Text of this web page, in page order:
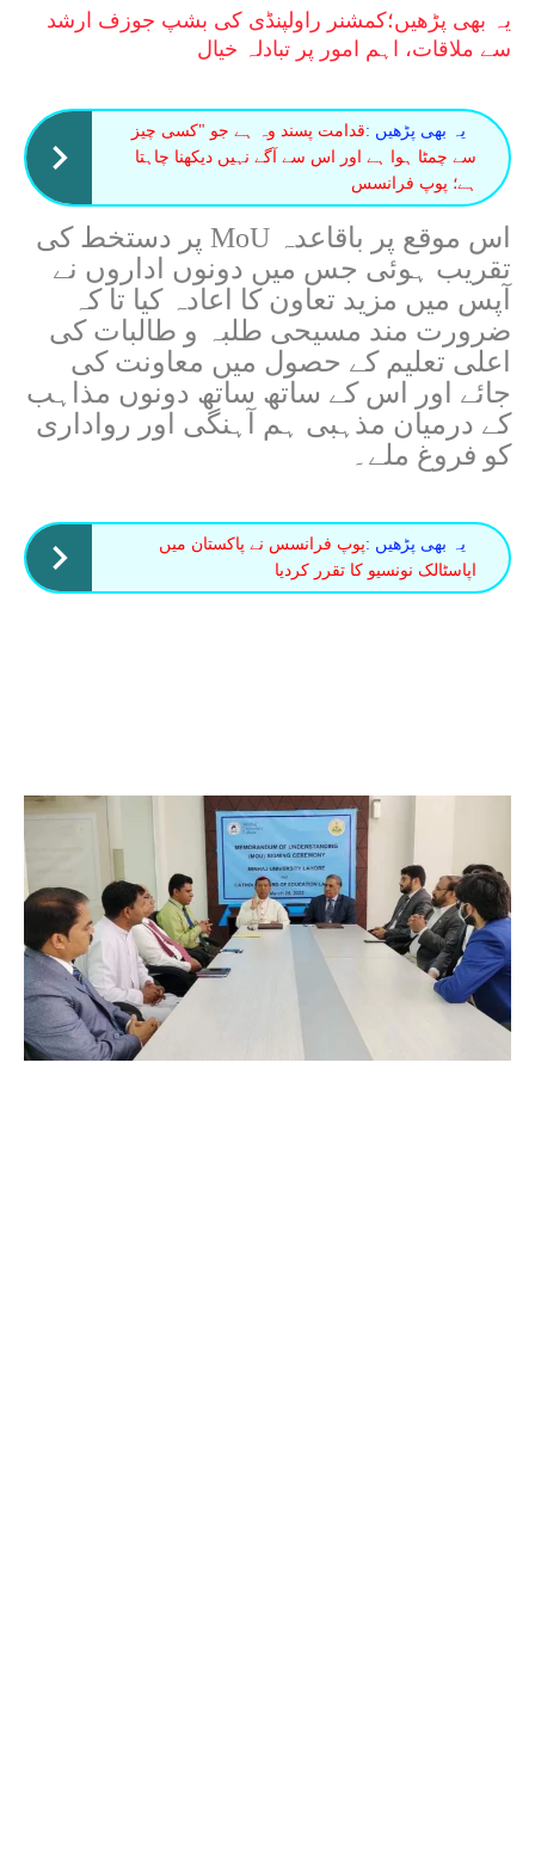
یہ بھی پڑھیں؛کمشنر راولپنڈی کی بشپ جوزف ارشد
سے ملاقات، اہم امور پر تبادلہ خیال
یہ بھی پڑھیں :قدامت پسند وہ ہے جو "کسی چیز
سے چمٹا ہوا ہے اور اس سے آگے نہیں دیکھنا چاہتا
ہے؛ پوپ فرانسس
اس موقع پر باقاعدہ MoU پر دستخط کی
تقریب ہوئی جس میں دونوں اداروں نے
آپس میں مزید تعاون کا اعادہ کیا تا کہ
ضرورت مند مسیحی طلبہ و طالبات کی
اعلی تعلیم کے حصول میں معاونت کی
جائے اور اس کے ساتھ ساتھ دونوں مذاہب
کے درمیان مذہبی ہم آہنگی اور رواداری
کو فروغ ملے۔
یہ بھی پڑھیں :پوپ فرانسس نے پاکستان میں
اپاسٹالک نونسیو کا تقرر کردیا